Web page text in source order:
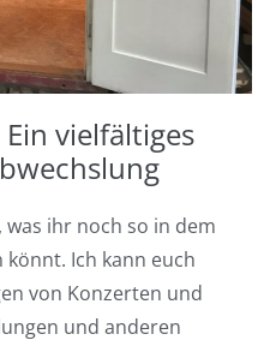
vielfältiges
ihr noch so in dem
Ich kann euch
von Konzerten und
und anderen